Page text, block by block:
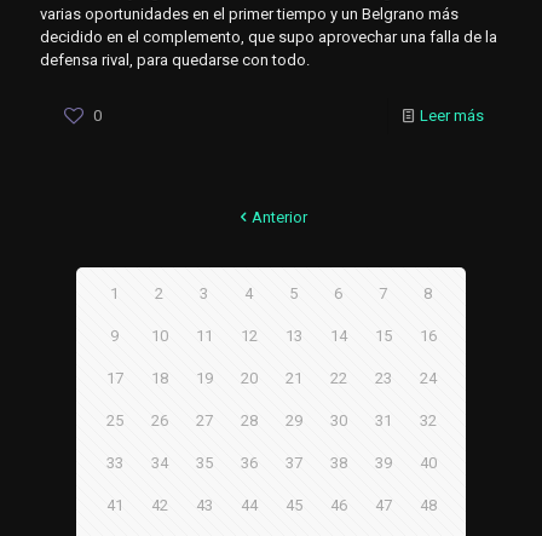
varias oportunidades en el primer tiempo y un Belgrano más
decidido en el complemento, que supo aprovechar una falla de la
defensa rival, para quedarse con todo.
0 Leer más
Anterior
1 2 3 4 5 6 7 8
9 10 11 12 13 14 15 16
17 18 19 20 21 22 23 24
25 26 27 28 29 30 31 32
33 34 35 36 37 38 39 40
41 42 43 44 45 46 47 48